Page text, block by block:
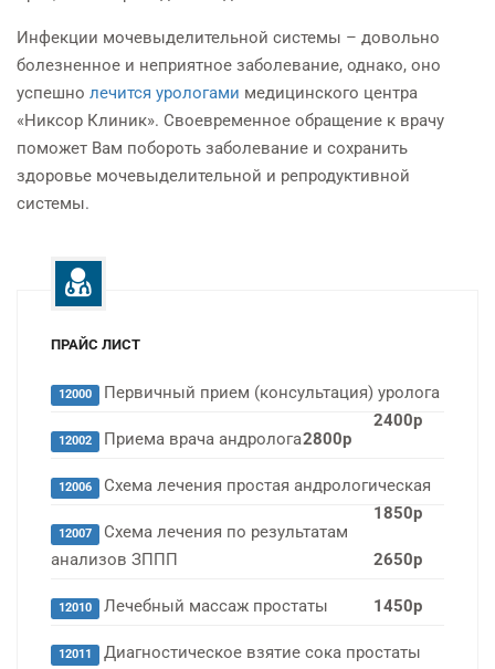
Инфекции мочевыделительной системы – довольно
болезненное и неприятное заболевание, однако, оно
успешно лечится урологами медицинского центра
«Никсор Клиник». Своевременное обращение к врачу
поможет Вам побороть заболевание и сохранить
здоровье мочевыделительной и репродуктивной
системы.
ПРАЙС ЛИСТ
12000 Первичный прием (консультация) уролога
2400р
12002 Приема врача андролога2800р
12006 Схема лечения простая андрологическая
1850р
12007 Схема лечения по результатам
анализов ЗППП
2650р
12010 Лечебный массаж простаты 1450р
12011
Диагностическое взятие сока простаты